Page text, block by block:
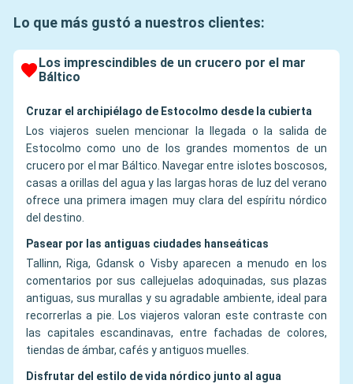
Lo que más gustó a nuestros clientes:
Los imprescindibles de un crucero por el mar
Báltico
Cruzar el archipiélago de Estocolmo desde la cubierta
Los viajeros suelen mencionar la llegada o la salida de
Estocolmo como uno de los grandes momentos de un
crucero por el mar Báltico. Navegar entre islotes boscosos,
casas a orillas del agua y las largas horas de luz del verano
ofrece una primera imagen muy clara del espíritu nórdico
del destino.
Pasear por las antiguas ciudades hanseáticas
Tallinn, Riga, Gdansk o Visby aparecen a menudo en los
comentarios por sus callejuelas adoquinadas, sus plazas
antiguas, sus murallas y su agradable ambiente, ideal para
recorrerlas a pie. Los viajeros valoran este contraste con
las capitales escandinavas, entre fachadas de colores,
tiendas de ámbar, cafés y antiguos muelles.
Disfrutar del estilo de vida nórdico junto al agua